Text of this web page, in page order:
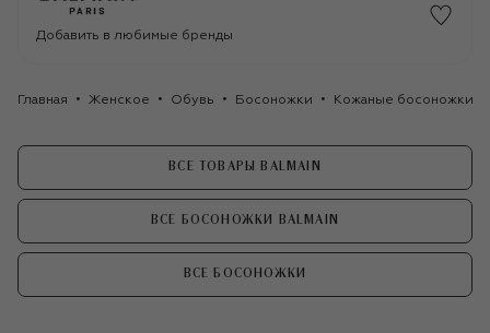
Добавить в любимые бренды
Главная Женское Обувь Босоножки Кожаные босоножки
ВСЕ ТОВАРЫ BALMAIN
ВСЕ БОСОНОЖКИ BALMAIN
ВСЕ БОСОНОЖКИ